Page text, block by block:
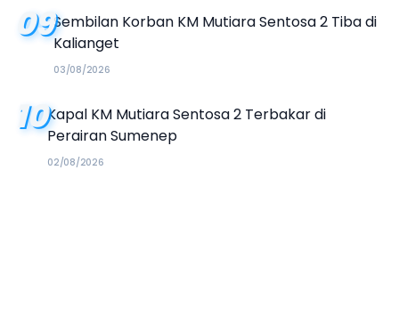
09Sembilan Korban KM Mutiara Sentosa 2 Tiba di
Kalianget
03/08/2026
10Kapal KM Mutiara Sentosa 2 Terbakar di
Perairan Sumenep
02/08/2026